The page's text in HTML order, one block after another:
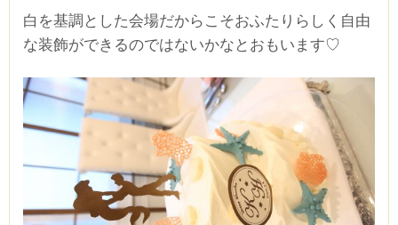
白を基調とした会場だからこそおふたりらしく自由
な装飾ができるのではないかなとおもいます♡
■■■タイトル■■■
予約画面に進む